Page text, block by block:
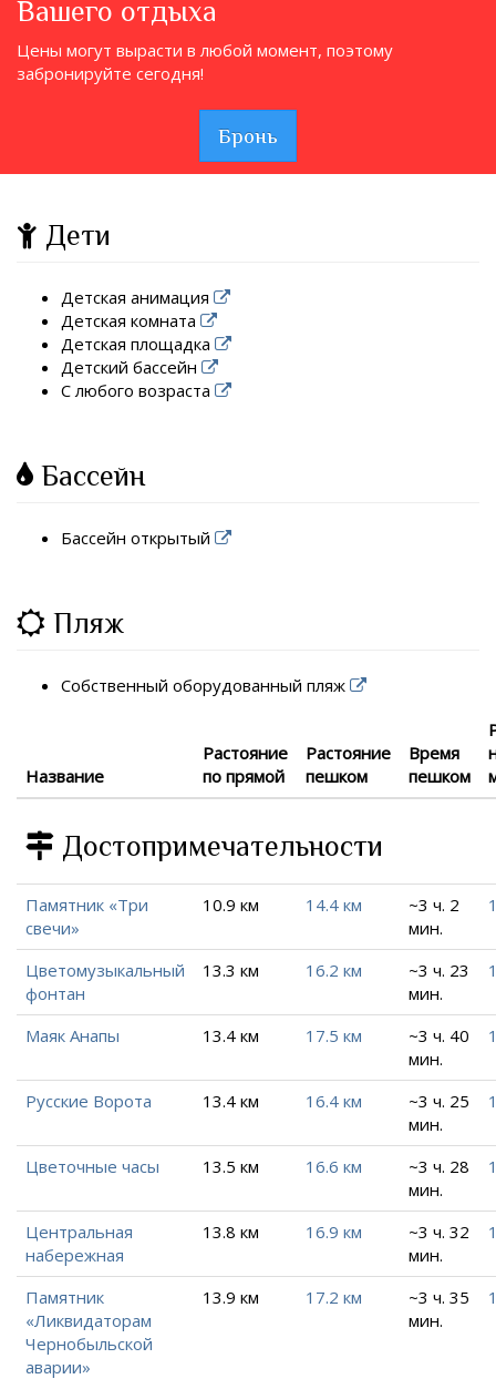
Вашего отдыха
Цены могут вырасти в любой момент, поэтому
забронируйте сегодня!
Бронь
Дети
Детская анимация
Детская комната
Детская площадка
Детский бассейн
С любого возраста
Бассейн
Бассейн открытый
Пляж
Собственный оборудованный пляж
Название
Растояние
по прямой
Растояние
пешком
Время
пешком
Достопримечательности
Памятник «Три
свечи»
10.9 км 14.4 км
~3 ч. 2
мин.
Цветомузыкальный
фонтан
13.3 км 16.2 км
~3 ч. 23
мин.
Маяк Анапы 13.4 км 17.5 км
~3 ч. 40
мин.
Русские Ворота 13.4 км 16.4 км
~3 ч. 25
мин.
Цветочные часы 13.5 км 16.6 км
~3 ч. 28
мин.
Центральная
набережная
13.8 км 16.9 км
~3 ч. 32
мин.
Памятник
«Ликвидаторам
Чернобыльской
аварии»
13.9 км 17.2 км
~3 ч. 35
мин.